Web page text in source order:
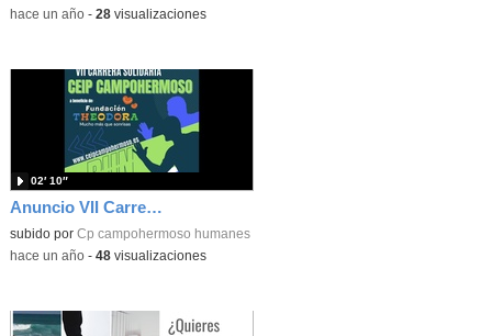
-hace un año- 28visualizaciones
Anuncio VII Carrera Solidaria CEIP Campohermoso
subido por Cp campohermoso humanes
02′ 10″
-hace un año- 48visualizaciones